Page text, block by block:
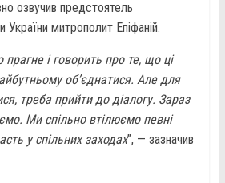
озвучив предстоятель
України митрополит Епіфаній.
прагне і говорить про те, що ці
об’єднатися. Але для
треба прийти до діалогу. Зараз
Ми спільно втілюємо певні
у спільних заходах”, — зазначив